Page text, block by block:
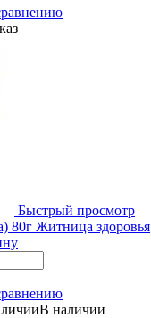
Быстрый просмотр
80г Житница здоровья
В наличии